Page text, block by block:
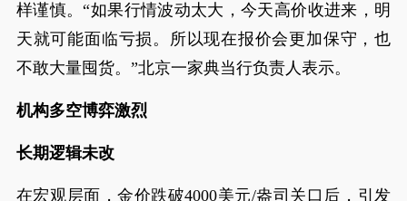
样谨慎。“如果行情波动太大，今天高价收进来，明
天就可能面临亏损。所以现在报价会更加保守，也
不敢大量囤货。”北京一家典当行负责人表示。
机构多空博弈激烈
长期逻辑未改
在宏观层面，金价跌破4000美元/盎司关口后，引发